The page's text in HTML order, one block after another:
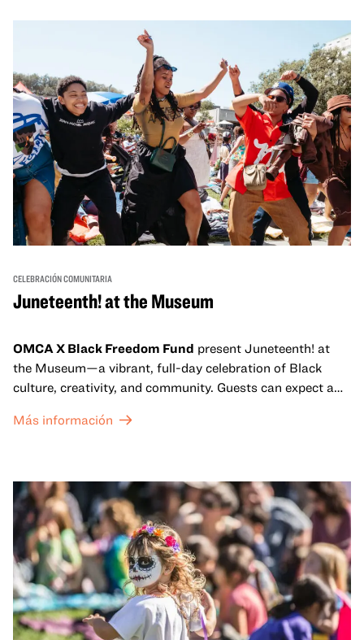
un espacio para que nuestras comunidades AAPI se
reúnan y se eleven mutuamente con círculos de curación
tanto presenciales como virtuales.
CELEBRACIÓN COMUNITARIA
Juneteenth! at the Museum
OMCA X Black Freedom Fund present Juneteenth! at
the Museum—a vibrant, full-day celebration of Black
culture, creativity, and community. Guests can expect a
sets from boundary-pushing artists, delicious offerings
move, make, and connect in celebration of Black culture.
Más información